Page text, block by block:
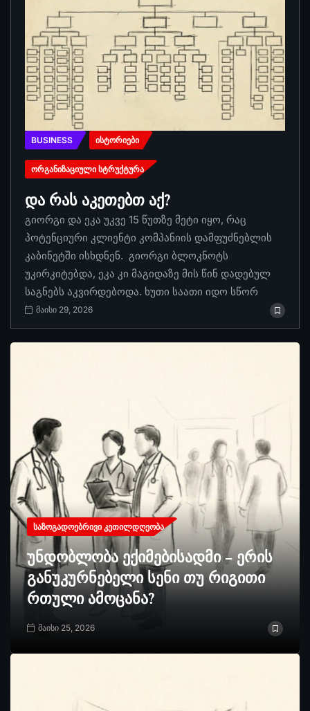
BUSINESS ᲘᲡᲢᲝᲠᲘᲔᲑᲘ
ᲝᲠᲒᲐᲜᲘᲖᲐᲪᲘᲣᲚᲘ ᲡᲢᲠᲣᲥᲢᲣᲠᲐ
და რას აკეთებთ აქ?
გიორგი და ეკა უკვე 15 წუთზე მეტი იყო, რაც
პოტენციური კლიენტი კომპანიის დამფუძნებლის
კაბინეტში ისხდნენ. გიორგი ბლოკნოტს
უკირკიტებდა, ეკა კი მაგიდაზე მის წინ დადებულ
საგნებს აკვირდებოდა. ხუთი საათი იდო სწორ
მაისი 29, 2026
ᲡᲐᲖᲝᲒᲐᲓᲝᲔᲑᲠᲘᲕᲘ ᲙᲔᲗᲘᲚᲓᲦᲔᲝᲑᲐ
უნდობლობა ექიმებისადმი – ერის
განუკურნებელი სენი თუ რიგითი
რთული ამოცანა?
მაისი 25, 2026